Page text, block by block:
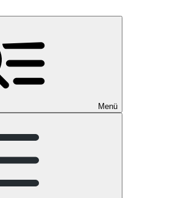
Menü